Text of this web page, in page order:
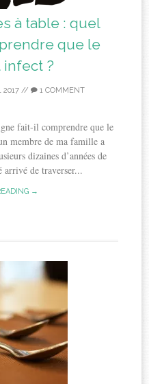
à table : quel
que le
infect ?
2017// 1 COMMENT
fait-il comprendre que le
membre de ma famille a
dizaines d’années de
de traverser...
→